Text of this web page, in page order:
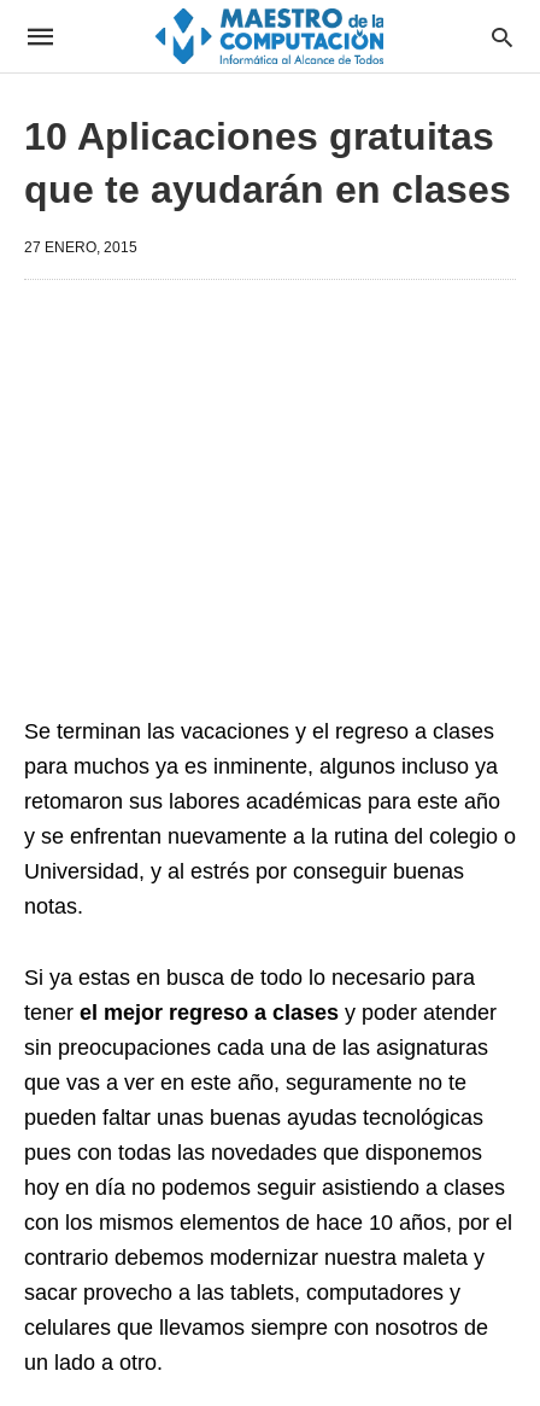
10 Aplicaciones gratuitas
que te ayudarán en clases
27 ENERO, 2015
Se terminan las vacaciones y el regreso a clases
para muchos ya es inminente, algunos incluso ya
retomaron sus labores académicas para este año
y se enfrentan nuevamente a la rutina del colegio o
Universidad, y al estrés por conseguir buenas
notas.
Si ya estas en busca de todo lo necesario para
tener el mejor regreso a clases y poder atender
sin preocupaciones cada una de las asignaturas
que vas a ver en este año, seguramente no te
pueden faltar unas buenas ayudas tecnológicas
pues con todas las novedades que disponemos
hoy en día no podemos seguir asistiendo a clases
con los mismos elementos de hace 10 años, por el
contrario debemos modernizar nuestra maleta y
sacar provecho a las tablets, computadores y
celulares que llevamos siempre con nosotros de
un lado a otro.